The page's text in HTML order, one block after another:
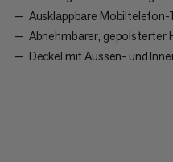
Ausklappbare
Abnehmbarer, gepolsterter
Deckel mit Aussen- und